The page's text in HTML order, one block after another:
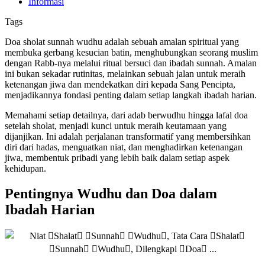
Tags
Doa sholat sunnah wudhu adalah sebuah amalan spiritual yang
membuka gerbang kesucian batin, menghubungkan seorang muslim
dengan Rabb-nya melalui ritual bersuci dan ibadah sunnah. Amalan
ini bukan sekadar rutinitas, melainkan sebuah jalan untuk meraih
ketenangan jiwa dan mendekatkan diri kepada Sang Pencipta,
menjadikannya fondasi penting dalam setiap langkah ibadah harian.
Memahami setiap detailnya, dari adab berwudhu hingga lafal doa
setelah sholat, menjadi kunci untuk meraih keutamaan yang
dijanjikan. Ini adalah perjalanan transformatif yang membersihkan
diri dari hadas, menguatkan niat, dan menghadirkan ketenangan
jiwa, membentuk pribadi yang lebih baik dalam setiap aspek
kehidupan.
Pentingnya Wudhu dan Doa dalam
Ibadah Harian